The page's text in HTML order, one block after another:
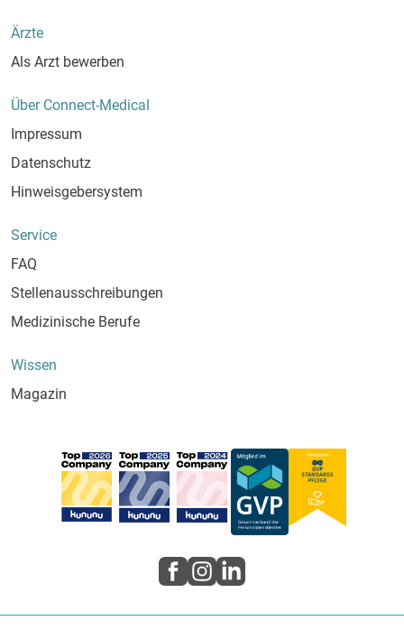
Ärzte
Als Arzt bewerben
Über Connect-Medical
Impressum
Datenschutz
Hinweisgebersystem
Service
FAQ
Stellenausschreibungen
Medizinische Berufe
Wissen
Magazin